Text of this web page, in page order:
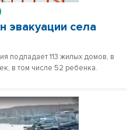
эвакуации села
подпадает 113 жилых домов, в
в том числе 52 ребенка.